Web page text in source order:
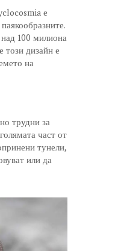
е
100 милиона
този дизайн е
на
трудни за
част от
тунели,
или да